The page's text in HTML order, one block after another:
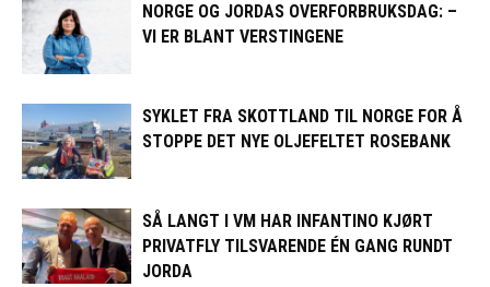
NORGE OG JORDAS OVERFORBRUKSDAG: –
VI ER BLANT VERSTINGENE
SYKLET FRA SKOTTLAND TIL NORGE FOR Å
STOPPE DET NYE OLJEFELTET ROSEBANK
SÅ LANGT I VM HAR INFANTINO KJØRT
PRIVATFLY TILSVARENDE ÉN GANG RUNDT
JORDA